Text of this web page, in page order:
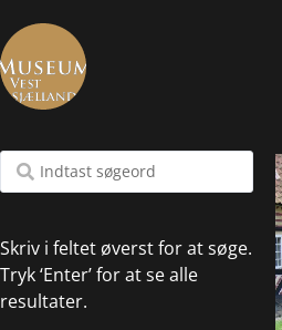
Skriv i feltet øverst for at søge.
Tryk ‘Enter’ for at se alle
resultater.